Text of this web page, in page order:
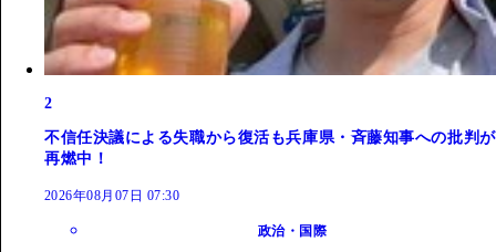
2
不信任決議による失職から復活も兵庫県・斉藤知事への批判が
再燃中！
2026年08月07日 07:30
政治・国際